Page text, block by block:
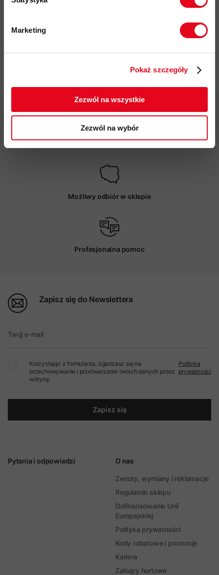
Marketing
Pokaż szczegóły
Zezwól na wszystkie
Zezwól na wybór
Możliwy odbiór w sklepie
Profesjonalna pomoc
Zapisz się do Newslettera
Twój e-mail
Korzystając z formularza, zgadzasz się na
przechowywanie i przetwarzanie twoich danych przez
witrynę.
Polityka
prywatności
Zapisz się
Pytania i odpowiedzi O nas
Zwroty, wymiany i reklamacje
Regulamin sklepu
Dofinansowanie Unii
Europejskiej
Polityka prywatności
Kody rabatowe i promocje
Kariera
Zakupy hurtowe
zgodnie z Polityką prywatności.